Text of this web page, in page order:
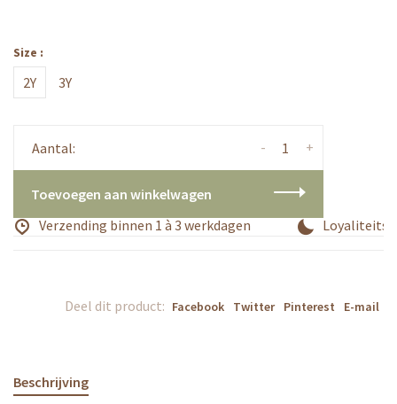
Size :
2Y 3Y
Aantal: +
-
Toevoegen aan winkelwagen
Verzending binnen 1 à 3 werkdagen
Deel dit product: Facebook Twitter Pinterest E-mail
Beschrijving